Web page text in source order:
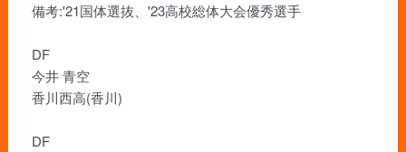
備考:'21国体選抜、'23高校総体大会優秀選手
DF
今井 青空
香川西高(香川)
DF